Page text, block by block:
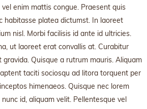
enim mattis congue. Praesent quis
habitasse platea dictumst. In laoreet
nisl. Morbi facilisis id ante id ultricies.
ut laoreet erat convallis at. Curabitur
Quisque a rutrum mauris. Aliquam
taciti sociosqu ad litora torquent per
himenaeos. Quisque nec lorem
id, aliquam velit. Pellentesque vel